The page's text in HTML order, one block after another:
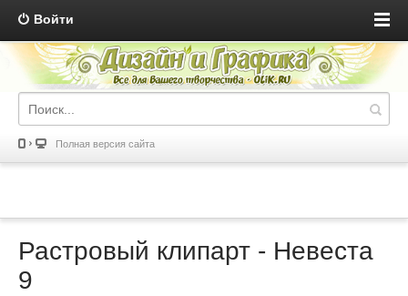
Войти
Полная версия сайта
Растровый клипарт - Невеста
9